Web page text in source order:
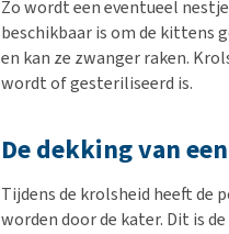
Zo wordt een eventueel
beschikbaar is om de kittens
en kan ze zwanger raken.
wordt of gesteriliseerd is.
De dekking van
Tijdens de krolsheid heeft de
worden door de kater. Dit is